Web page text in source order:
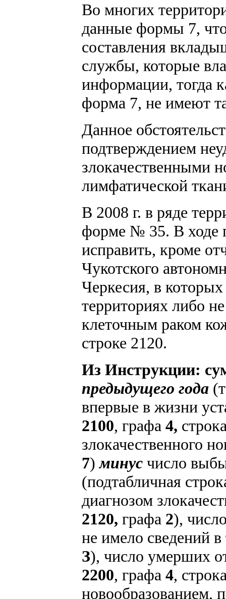
Во многих
данные формы 7,
составления
службы, которые
информации, тогда
форма 7, не имеют
Данное
подтверждением
злокачественными
лимфатической
В 2008 г. в ряде
форме № 35. В ходе
исправить, кроме
Чукотского
Черкесия, в
территориях либо
клеточным раком
строке 2120.
Из Инструкции: с
предыдущего года
впервые в жизни
2100, графа 4,
злокачественного
7)минус число
(подтабличная
диагнозом
2120, графа 2),
не имело сведений
З), число умерших
2200, графа 4,
новообразованием,